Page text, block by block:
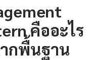
คืออะไร
กพื้นฐาน